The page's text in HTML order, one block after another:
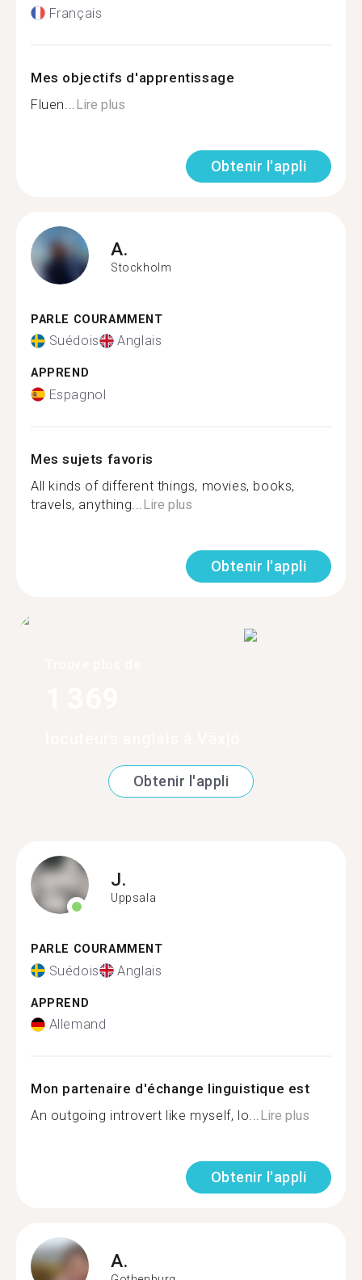
Français
Mes objectifs d'apprentissage
Fluen... Lire plus
Obtenir l'appli
A.
Stockholm
PARLE COURAMMENT
Suédois Anglais
APPREND
Espagnol
Mes sujets favoris
All kinds of different things, movies, books,
travels, anything... Lire plus
Obtenir l'appli
Obtenir l'appli
J.
Uppsala
PARLE COURAMMENT
Suédois Anglais
APPREND
Allemand
Mon partenaire d'échange linguistique est
An outgoing introvert like myself, lo...Lire plus
Obtenir l'appli
A.